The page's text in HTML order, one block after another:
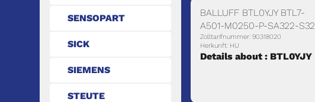
SENSOPART
SICK
SIEMENS
STEUTE
BALLUFF BTL0YJY BTL7-
A501-M0250-P-SA322-S32
Zolltarifnummer: 90318020
Herkunft: HU
Details about : BTL0YJY